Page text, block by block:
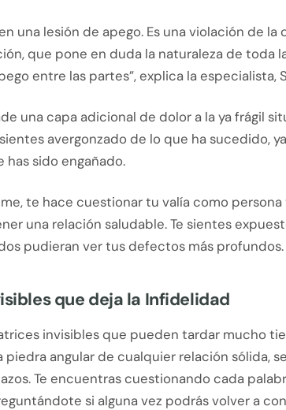
una lesión de apego. Es una violación de la
que pone en duda la naturaleza de toda
entre las partes”, explica la especialista,
una capa adicional de dolor a la ya frágil
avergonzado de lo que ha sucedido,
has sido engañado.
te hace cuestionar tu valía como persona
una relación saludable. Te sientes
pudieran ver tus defectos más profundos.
que deja la Infidelidad
invisibles que pueden tardar mucho
piedra angular de cualquier relación sólida,
Te encuentras cuestionando cada
si alguna vez podrás volver a